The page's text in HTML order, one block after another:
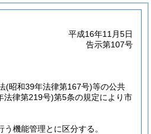
平成16年11月5日
告示第107号
(昭和39年法律第167号)等の公共
法律第219号)第5条の規定により市
機能管理とに区分する。